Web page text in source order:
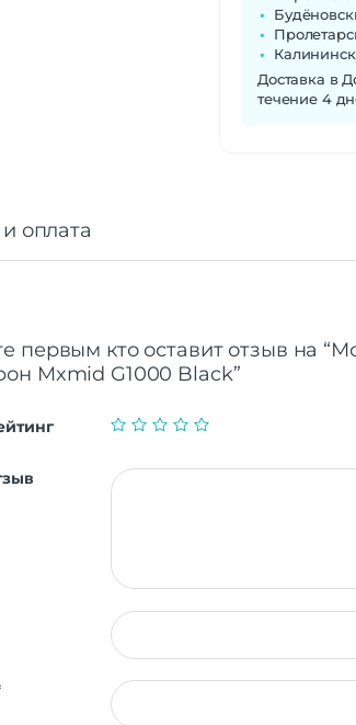
Доставка в
течение 4
оплата
первым кто оставит отзыв на
Mxmid G1000 Black”